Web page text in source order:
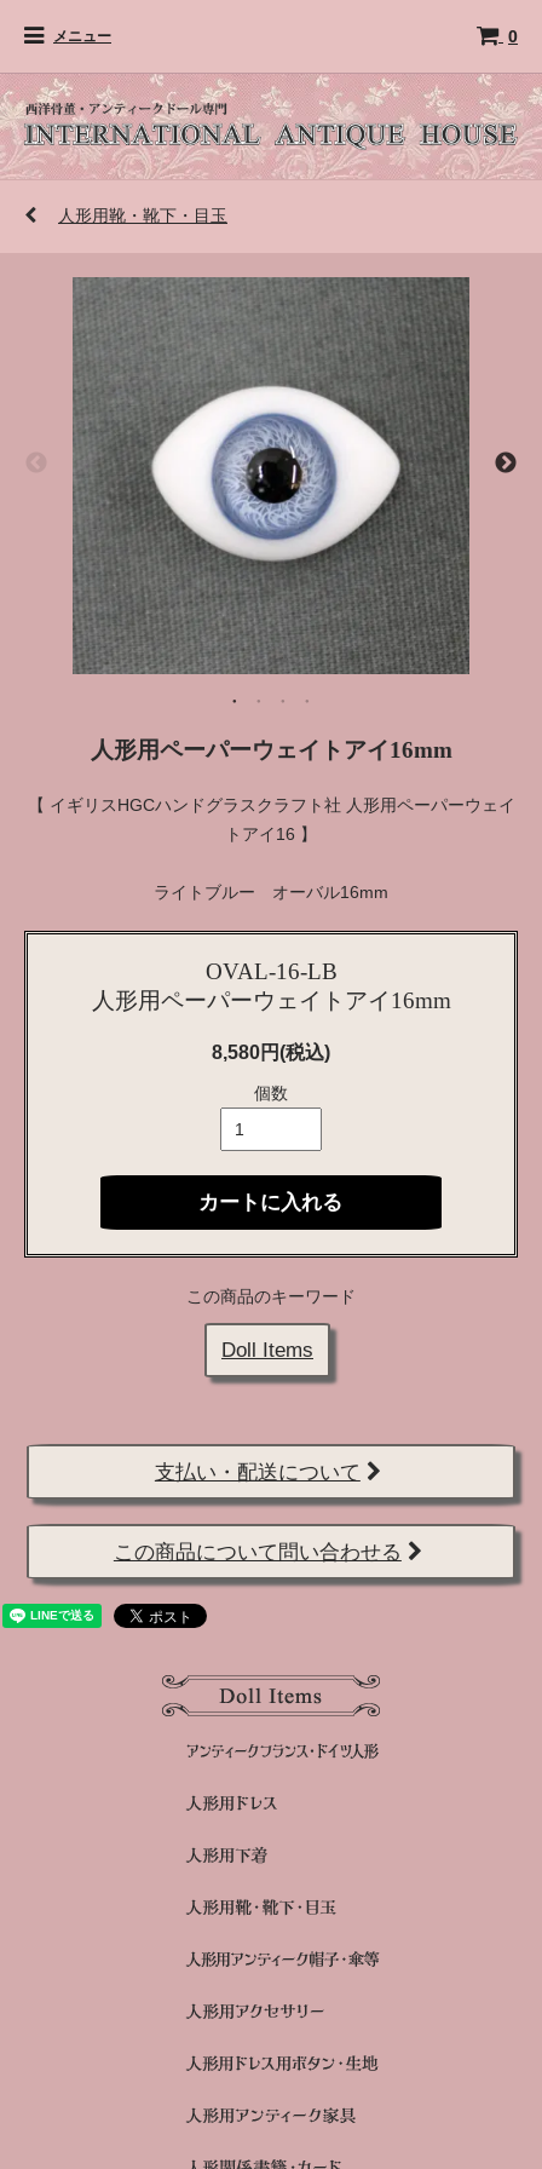
メニュー 0
人形用靴・靴下・目玉
人形用ペーパーウェイトアイ16mm
【 イギリスHGCハンドグラスクラフト社 人形用ペーパーウェイ
トアイ16 】
ライトブルー オーバル16mm
OVAL-16-LB
人形用ペーパーウェイトアイ16mm
8,580円(税込)
個数
カートに入れる
この商品のキーワード
Doll Items
支払い・配送について
この商品について問い合わせる